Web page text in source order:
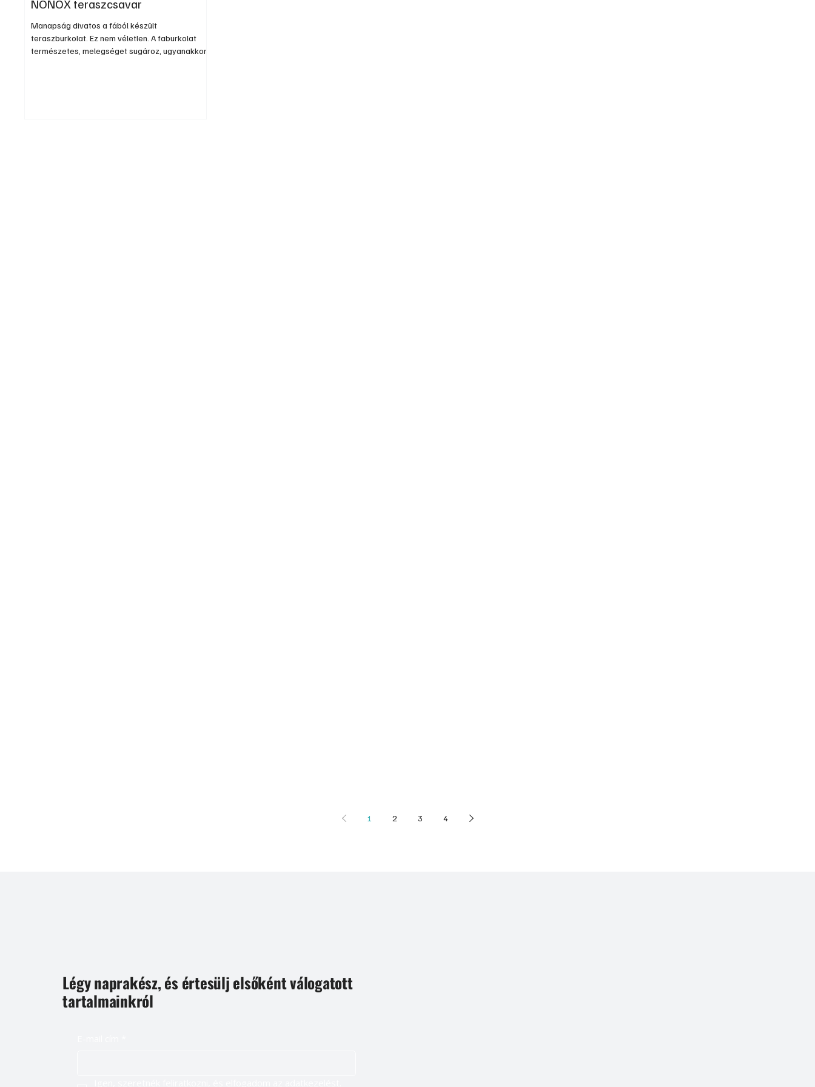
NONOX teraszcsavar
Manapság divatos a fából készült
teraszburkolat. Ez nem véletlen. A faburkolat
természetes, melegséget sugároz, ugyanakkor
1 2 3 4
Légy naprakész, és értesülj elsőként válogatott
tartalmainkról